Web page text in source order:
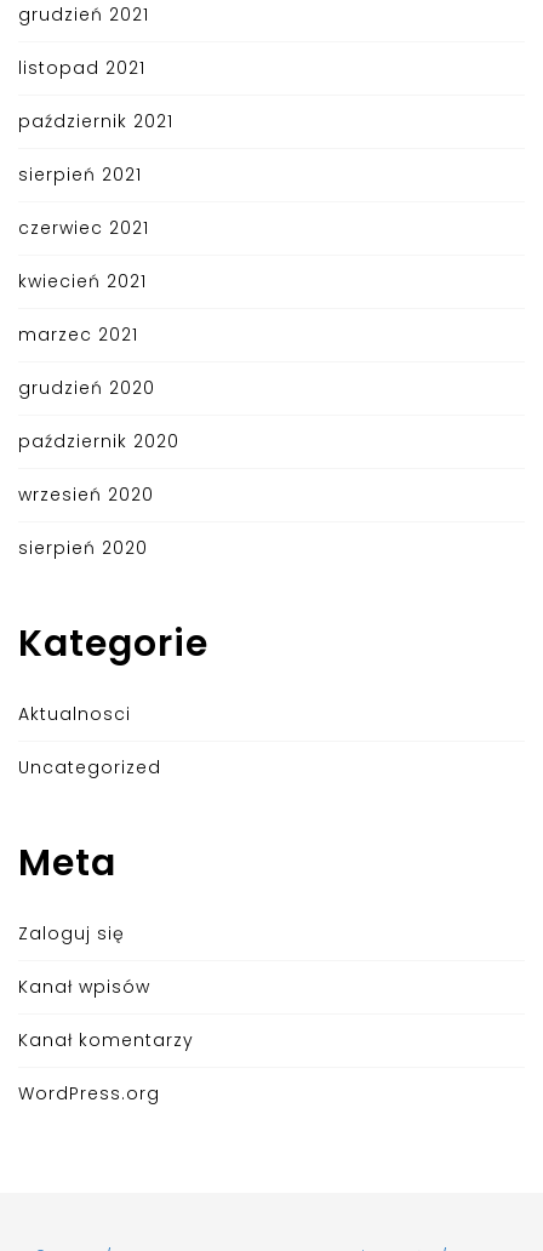
grudzień 2021
listopad 2021
październik 2021
sierpień 2021
czerwiec 2021
kwiecień 2021
marzec 2021
grudzień 2020
październik 2020
wrzesień 2020
sierpień 2020
Kategorie
Aktualnosci
Uncategorized
Meta
Zaloguj się
Kanał wpisów
Kanał komentarzy
WordPress.org